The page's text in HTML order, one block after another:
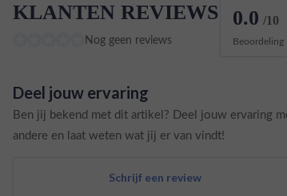
KLANTEN REVIEWS
Nog geen reviews
0.0 /10
Beoordeling
Deel jouw ervaring
Ben jij bekend met dit artikel? Deel jouw ervaring
andere en laat weten wat jij er van vindt!
Schrijf een review